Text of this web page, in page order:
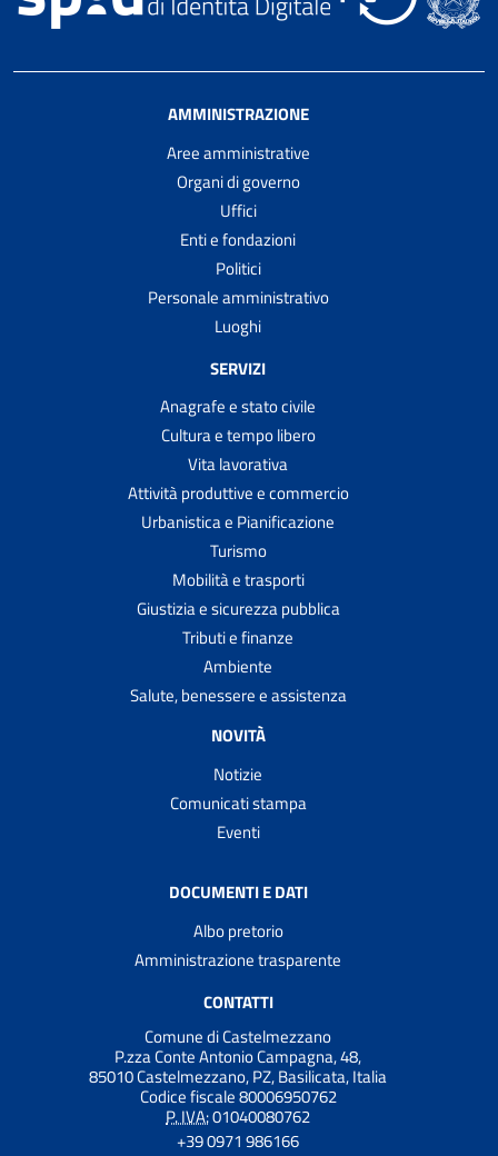
AMMINISTRAZIONE
Aree amministrative
Organi di governo
Uffici
Enti e fondazioni
Politici
Personale amministrativo
Luoghi
SERVIZI
Anagrafe e stato civile
Cultura e tempo libero
Vita lavorativa
Attività produttive e commercio
Urbanistica e Pianificazione
Turismo
Mobilità e trasporti
Giustizia e sicurezza pubblica
Tributi e finanze
Ambiente
Salute, benessere e assistenza
NOVITÀ
Notizie
Comunicati stampa
Eventi
DOCUMENTI E DATI
Albo pretorio
Amministrazione trasparente
CONTATTI
Comune di Castelmezzano
P.zza Conte Antonio Campagna, 48,
85010 Castelmezzano, PZ, Basilicata, Italia
Codice fiscale 80006950762
P. IVA:01040080762
+39 0971 986166